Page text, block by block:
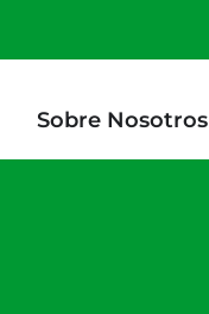
Sobre Nosotros